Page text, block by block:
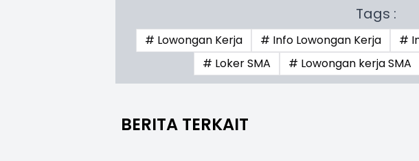
Tags :
# Lowongan Kerja # Info Lowongan Kerja #
# Loker SMA
# Lowongan kerja SMA
BERITA TERKAIT